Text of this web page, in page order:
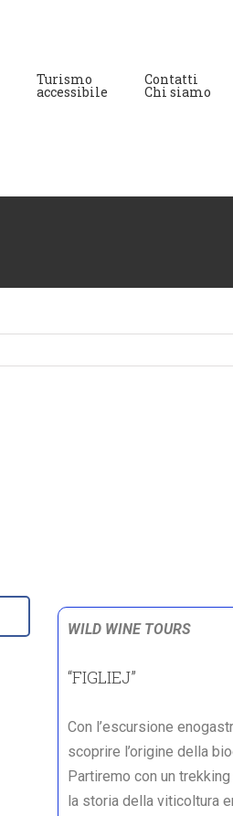
Turismo
accessibile
Contatti
Chi siamo
WILD WINE TOURS
“FIGLIEJ”
Con l’escursione
scoprire l’origine della
Partiremo con un
la storia della viticoltura